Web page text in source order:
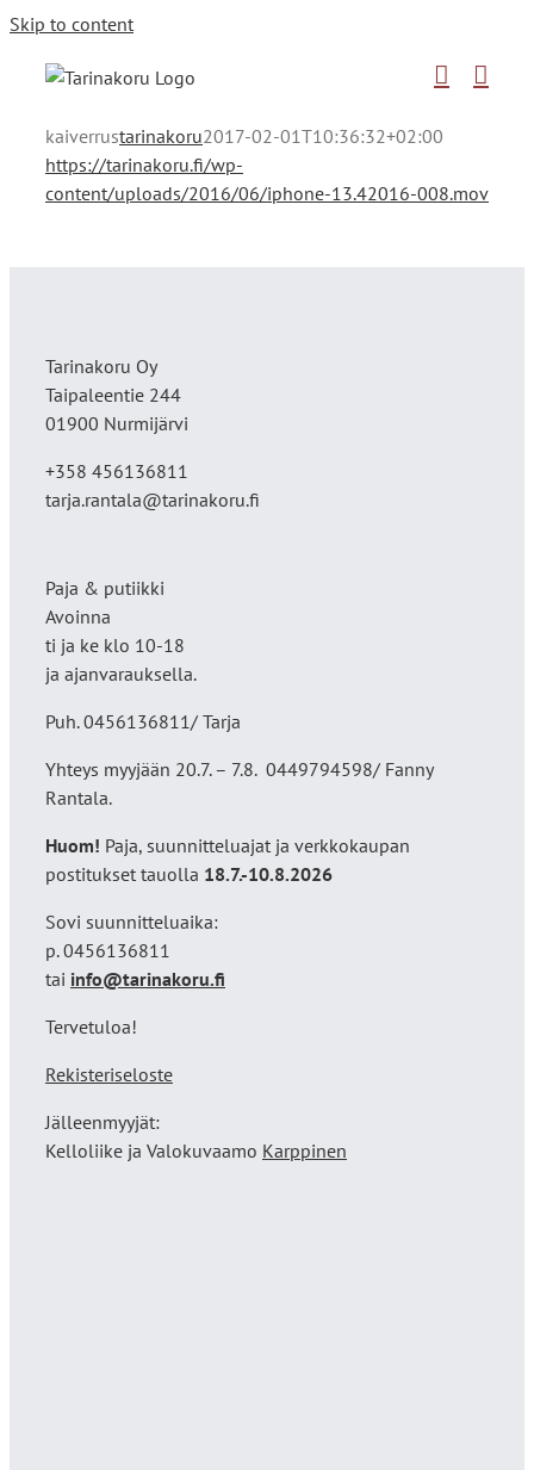
Skip to content
kaiverrustarinakoru2017-02-01T10:36:32+02:00
https://tarinakoru.fi/wp-
content/uploads/2016/06/iphone-13.42016-008.mov
Tarinakoru Oy
Taipaleentie 244
01900 Nurmijärvi
+358 456136811
tarja.rantala@tarinakoru.fi
Paja & putiikki
Avoinna
ti ja ke klo 10-18
ja ajanvarauksella.
Puh. 0456136811/ Tarja
Yhteys myyjään 20.7. – 7.8. 0449794598/ Fanny
Rantala.
Huom! Paja, suunnitteluajat ja verkkokaupan
postitukset tauolla 18.7.-10.8.2026
Sovi suunnitteluaika:
p. 0456136811
tai info@tarinakoru.fi
Tervetuloa!
Rekisteriseloste
Jälleenmyyjät:
Kelloliike ja Valokuvaamo Karppinen